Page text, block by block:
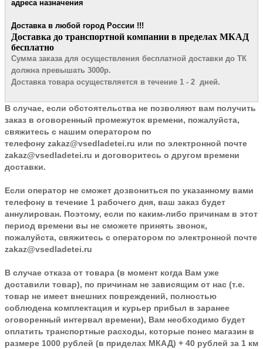
адреса назначения
Доставка в любой город России !!!
​Доставка до транспортной компании в пределах МКАД
бесплатно
Сумма заказа для осуществления бесплатной доставки до ТК
должна превышать 3000р.
Доставка товара осуществляется в течение 1 - 2 дней.
В случае, если обстоятельства не позволяют вам получить
заказ в оговоренный промежуток времени, пожалуйста,
свяжитесь с нашим оператором по
телефону zakaz@vsedladetei.ru или по электронной почте
zakaz@vsedladetei.ru и договоритесь о другом времени
доставки.
Если оператор не сможет дозвониться по указанному вами
телефону в течение 1 рабочего дня, ваш заказ будет
аннулирован. Поэтому, если по каким-либо причинам в этот
период времени вы не сможете принять звонок,
пожалуйста, свяжитесь с оператором по электронной почте
zakaz@vsedladetei.ru
В случае отказа от товара (в момент когда Вам уже
доставили товар), по причинам не зависящим от нас (т.е.
товар не имеет внешних повреждений, полностью
соблюдена комплектация и курьер прибыл в заранее
оговоренный интервал времени), Вам необходимо будет
оплатить транспортные расходы, которые понес магазин в
размере 1000 рублей (в приделах МКАД) + 40 рублей за 1 км